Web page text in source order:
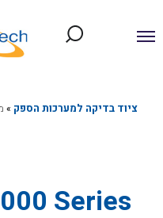
לתוכן
ציוד בדיקה למערכות הספק »
Series